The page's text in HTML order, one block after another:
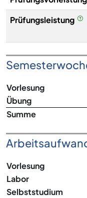
Prüfungsleistung
Vorlesung
Übung
Summe
Vorlesung
Labor
Selbststudium